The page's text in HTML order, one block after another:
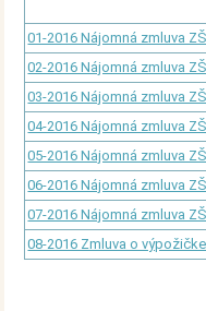
01-2016 Nájomná zmluva
02-2016 Nájomná zmluva
03-2016 Nájomná zmluva
04-2016 Nájomná zmluva
05-2016 Nájomná zmluva
06-2016 Nájomná zmluva
07-2016 Nájomná zmluva
08-2016 Zmluva o